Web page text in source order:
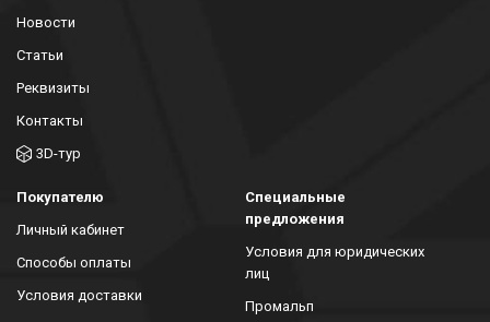
Новости
Статьи
Реквизиты
Контакты
3D-тур
Покупателю
Личный кабинет
Способы оплаты
Условия доставки
Специальные
предложения
Условия для юридических
лиц
Промальп